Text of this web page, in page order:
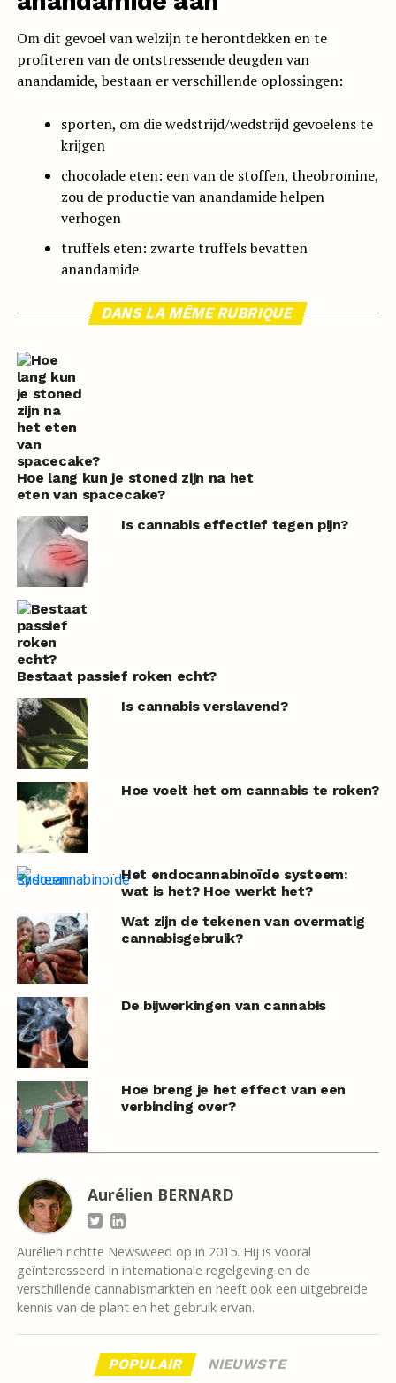
Om dit gevoel van welzijn te herontdekken en te
profiteren van de ontstressende deugden van
anandamide, bestaan er verschillende oplossingen:
sporten, om die wedstrijd/wedstrijd gevoelens te
krijgen
chocolade eten: een van de stoffen, theobromine,
zou de productie van anandamide helpen
verhogen
truffels eten: zwarte truffels bevatten
anandamide
DANS LA MÊME RUBRIQUE
Hoe lang kun je stoned zijn na het
eten van spacecake?
Is cannabis effectief tegen pijn?
Bestaat passief roken echt?
Is cannabis verslavend?
Hoe voelt het om cannabis te roken?
Het endocannabinoïde systeem:
wat is het? Hoe werkt het?
Wat zijn de tekenen van overmatig
cannabisgebruik?
De bijwerkingen van cannabis
Hoe breng je het effect van een
verbinding over?
Aurélien BERNARD
Aurélien richtte Newsweed op in 2015. Hij is vooral
geïnteresseerd in internationale regelgeving en de
verschillende cannabismarkten en heeft ook een uitgebreide
kennis van de plant en het gebruik ervan.
POPULAIR NIEUWSTE